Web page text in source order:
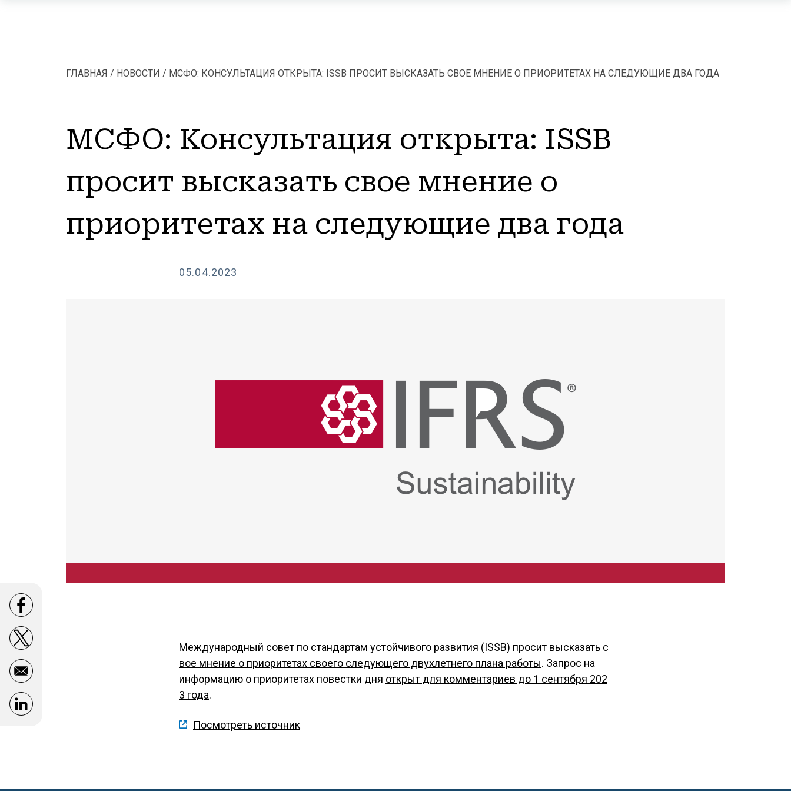
Строка навигации
ГЛАВНАЯ НОВОСТИ МСФО: КОНСУЛЬТАЦИЯ ОТКРЫТА: ISSB ПРОСИТ ВЫСКАЗАТЬ СВОЕ МНЕНИЕ О ПРИОРИТЕТАХ НА СЛЕДУЮЩИЕ ДВА ГОДА
МСФО: Консультация открыта: ISSB
просит высказать свое мнение о
приоритетах на следующие два года
05.04.2023
Opens in a new window
Opens in a new window
Opens in a new window
Международный совет по стандартам устойчивого развития (ISSB) просит высказать с
вое мнение о приоритетах своего следующего двухлетнего плана работы. Запрос на
информацию о приоритетах повестки дня открыт для комментариев до 1 сентября 202
3 года.
Посмотреть источник